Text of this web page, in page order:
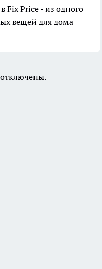
Fix Price - из одного
вещей для дома